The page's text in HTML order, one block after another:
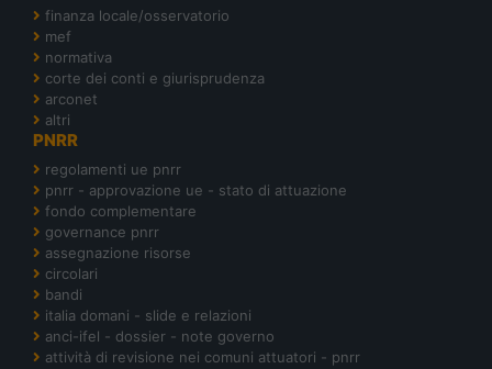
finanza locale/osservatorio
mef
normativa
corte dei conti e giurisprudenza
arconet
altri
PNRR
regolamenti ue pnrr
pnrr - approvazione ue - stato di attuazione
fondo complementare
governance pnrr
assegnazione risorse
circolari
bandi
italia domani - slide e relazioni
anci-ifel - dossier - note governo
attività di revisione nei comuni attuatori - pnrr